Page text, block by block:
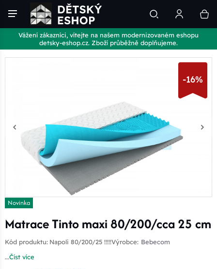
Vážení zákazníci, vítejte na našem modernizovaném eshopu
detsky-eshop.cz. Zboží průběžně doplňujeme.
-16%
Novinka
Matrace Tinto maxi 80/200/cca 25 cm
Kód produktu: Napoli 80/200/25 !!!!!Výrobce: Bebecom
...Číst více